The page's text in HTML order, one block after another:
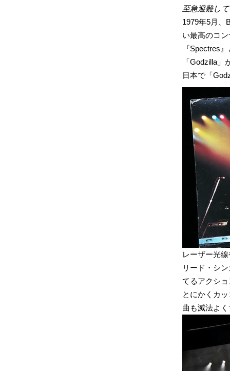
至急避難し
1979年5月、
い最高のコ
『Spectres
「Godzilla
日本で「
レーザー光
リード・シ
てるアクシ
とにかくカ
曲も滅法よ